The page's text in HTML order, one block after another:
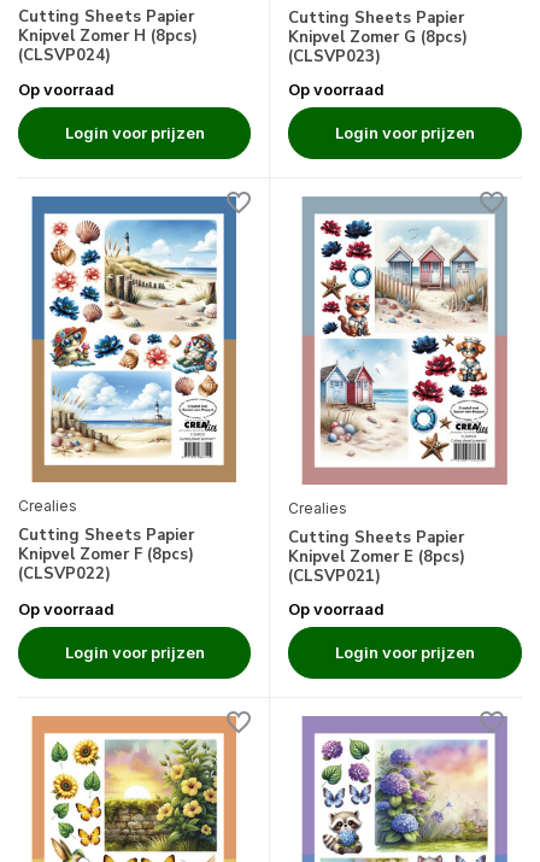
Cutting Sheets Papier
Knipvel Zomer H (8pcs)
(CLSVP024)
Op voorraad
Login voor prijzen
Cutting Sheets Papier
Knipvel Zomer G (8pcs)
(CLSVP023)
Op voorraad
Login voor prijzen
Crealies
Cutting Sheets Papier
Knipvel Zomer F (8pcs)
(CLSVP022)
Op voorraad
Login voor prijzen
Crealies
Cutting Sheets Papier
Knipvel Zomer E (8pcs)
(CLSVP021)
Op voorraad
Login voor prijzen